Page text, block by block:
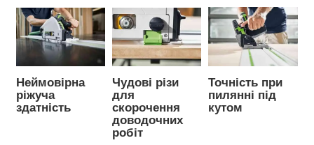
Неймовірна
ріжуча
здатність
Чудові різи
для
скорочення
доводочних
робіт
Точність при
пилянні під
кутом